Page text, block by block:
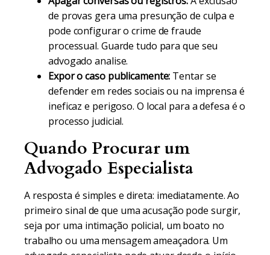
de provas gera uma presunção de culpa e
pode configurar o crime de fraude
processual. Guarde tudo para que seu
advogado analise.
Expor o caso publicamente: Tentar se
defender em redes sociais ou na imprensa é
ineficaz e perigoso. O local para a defesa é o
processo judicial.
Quando Procurar um
Advogado Especialista
A resposta é simples e direta: imediatamente. Ao
primeiro sinal de que uma acusação pode surgir,
seja por uma intimação policial, um boato no
trabalho ou uma mensagem ameaçadora. Um